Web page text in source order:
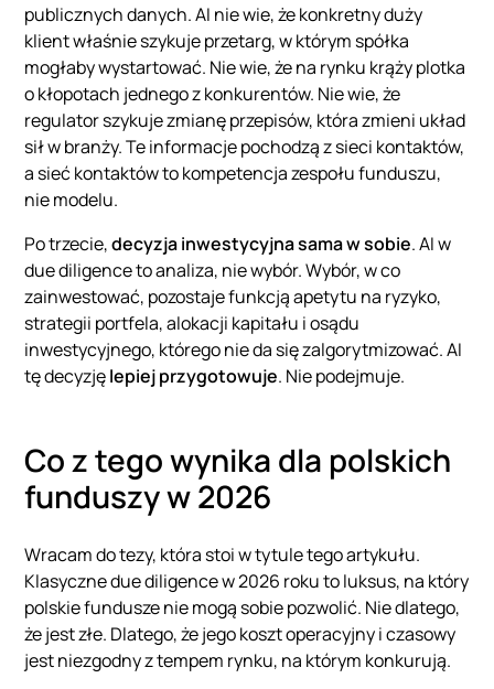
publicznych danych. AI nie wie, że konkretny duży
klient właśnie szykuje przetarg, w którym spółka
mogłaby wystartować. Nie wie, że na rynku krąży plotka
o kłopotach jednego z konkurentów. Nie wie, że
regulator szykuje zmianę przepisów, która zmieni układ
sił w branży. Te informacje pochodzą z sieci kontaktów,
a sieć kontaktów to kompetencja zespołu funduszu,
nie modelu.
Po trzecie,decyzja inwestycyjna sama w sobie. AI w
due diligence to analiza, nie wybór. Wybór, w co
zainwestować, pozostaje funkcją apetytu na ryzyko,
strategii portfela, alokacji kapitału i osądu
inwestycyjnego, którego nie da się zalgorytmizować. AI
tę decyzjęlepiej przygotowuje. Nie podejmuje.
Co z tego wynika dla polskich
funduszy w 2026
Wracam do tezy, która stoi w tytule tego artykułu.
Klasyczne due diligence w 2026 roku to luksus, na który
polskie fundusze nie mogą sobie pozwolić. Nie dlatego,
że jest złe. Dlatego, że jego koszt operacyjny i czasowy
jest niezgodny z tempem rynku, na którym konkurują.